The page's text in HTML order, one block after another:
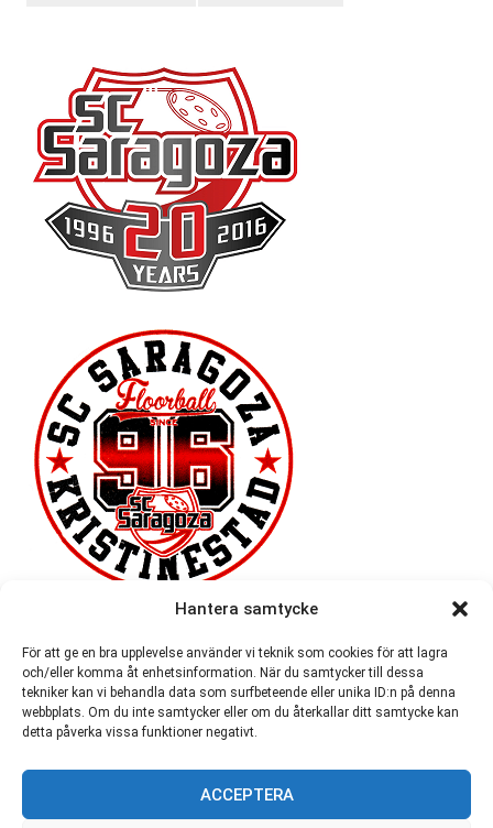
Hantera samtycke
För att ge en bra upplevelse använder vi teknik som cookies för att lagra
och/eller komma åt enhetsinformation. När du samtycker till dessa
tekniker kan vi behandla data som surfbeteende eller unika ID:n på denna
webbplats. Om du inte samtycker eller om du återkallar ditt samtycke kan
detta påverka vissa funktioner negativt.
ACCEPTERA